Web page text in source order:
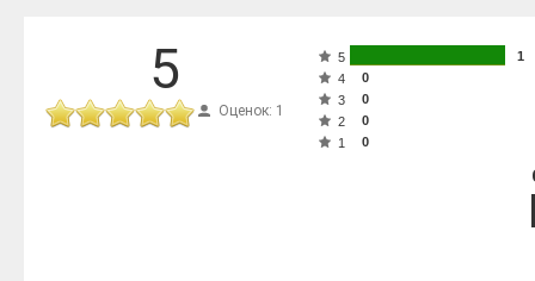
5
Оценок: 1
5
1
4
0
3
0
2
0
1
0